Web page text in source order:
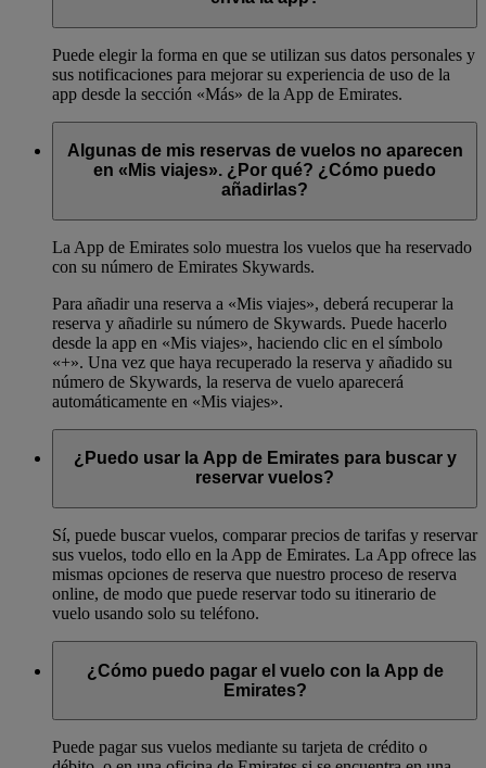
Puede elegir la forma en que se utilizan sus datos personales y
sus notificaciones para mejorar su experiencia de uso de la
app desde la sección «Más» de la App de Emirates.
Algunas de mis reservas de vuelos no aparecen
en «Mis viajes». ¿Por qué? ¿Cómo puedo
añadirlas?
La App de Emirates solo muestra los vuelos que ha reservado
con su número de Emirates Skywards.
Para añadir una reserva a «Mis viajes», deberá recuperar la
reserva y añadirle su número de Skywards. Puede hacerlo
desde la app en «Mis viajes», haciendo clic en el símbolo
«+». Una vez que haya recuperado la reserva y añadido su
número de Skywards, la reserva de vuelo aparecerá
automáticamente en «Mis viajes».
¿Puedo usar la App de Emirates para buscar y
reservar vuelos?
Sí, puede buscar vuelos, comparar precios de tarifas y reservar
sus vuelos, todo ello en la App de Emirates. La App ofrece las
mismas opciones de reserva que nuestro proceso de reserva
online, de modo que puede reservar todo su itinerario de
vuelo usando solo su teléfono.
¿Cómo puedo pagar el vuelo con la App de
Emirates?
Puede pagar sus vuelos mediante su tarjeta de crédito o